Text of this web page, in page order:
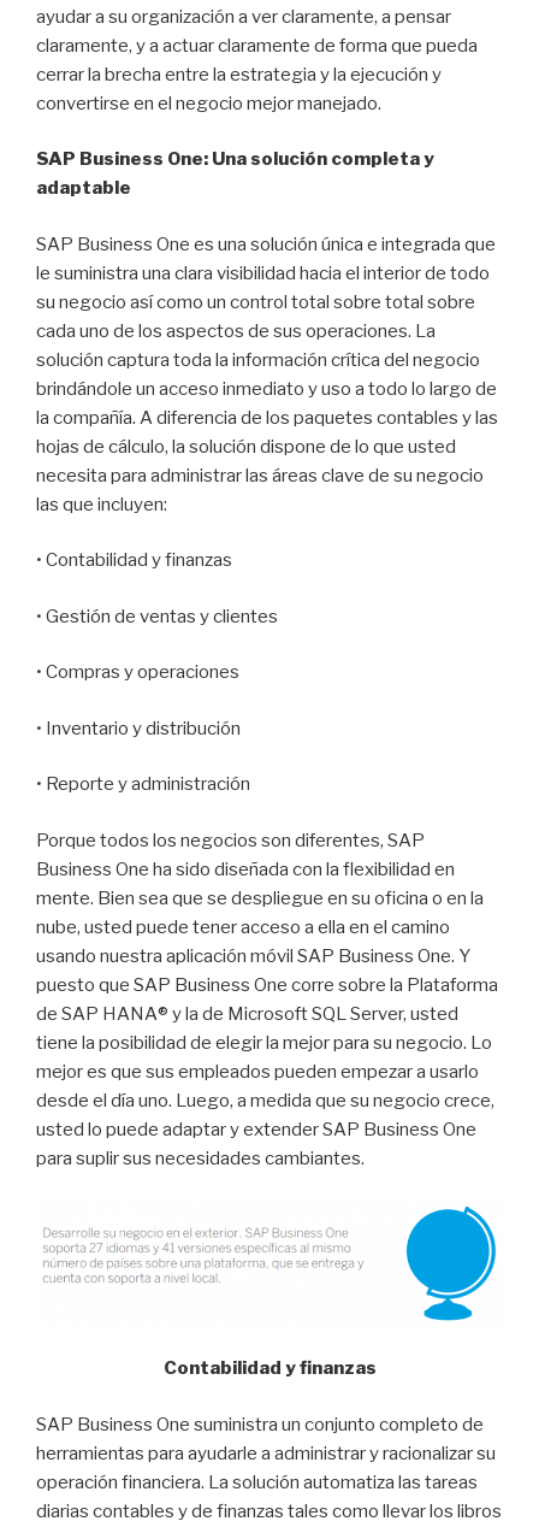
ayudar a su organización a ver claramente, a pensar
claramente, y a actuar claramente de forma que pueda
cerrar la brecha entre la estrategia y la ejecución y
convertirse en el negocio mejor manejado.
SAP Business One: Una solución completa y
adaptable
SAP Business One es una solución única e integrada que
le suministra una clara visibilidad hacia el interior de todo
su negocio así como un control total sobre total sobre
cada uno de los aspectos de sus operaciones. La
solución captura toda la información crítica del negocio
brindándole un acceso inmediato y uso a todo lo largo de
la compañía. A diferencia de los paquetes contables y las
hojas de cálculo, la solución dispone de lo que usted
necesita para administrar las áreas clave de su negocio
las que incluyen:
• Contabilidad y finanzas
• Gestión de ventas y clientes
• Compras y operaciones
• Inventario y distribución
• Reporte y administración
Porque todos los negocios son diferentes, SAP
Business One ha sido diseñada con la flexibilidad en
mente. Bien sea que se despliegue en su oficina o en la
nube, usted puede tener acceso a ella en el camino
usando nuestra aplicación móvil SAP Business One. Y
puesto que SAP Business One corre sobre la Plataforma
de SAP HANA® y la de Microsoft SQL Server, usted
tiene la posibilidad de elegir la mejor para su negocio. Lo
mejor es que sus empleados pueden empezar a usarlo
desde el día uno. Luego, a medida que su negocio crece,
usted lo puede adaptar y extender SAP Business One
para suplir sus necesidades cambiantes.
Contabilidad y finanzas
SAP Business One suministra un conjunto completo de
herramientas para ayudarle a administrar y racionalizar su
operación financiera. La solución automatiza las tareas
diarias contables y de finanzas tales como llevar los libros